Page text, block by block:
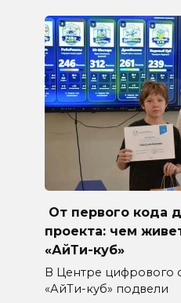
От первого кода
проекта: чем
«АйТи-куб»
В Центре цифрового
«АйТи-куб» подвели